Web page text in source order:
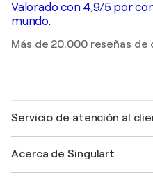
Valorado con 4,9/5 por
mundo.
Más de 20.000 reseñas de
Servicio de atención al
Envío
Acerca de Singulart